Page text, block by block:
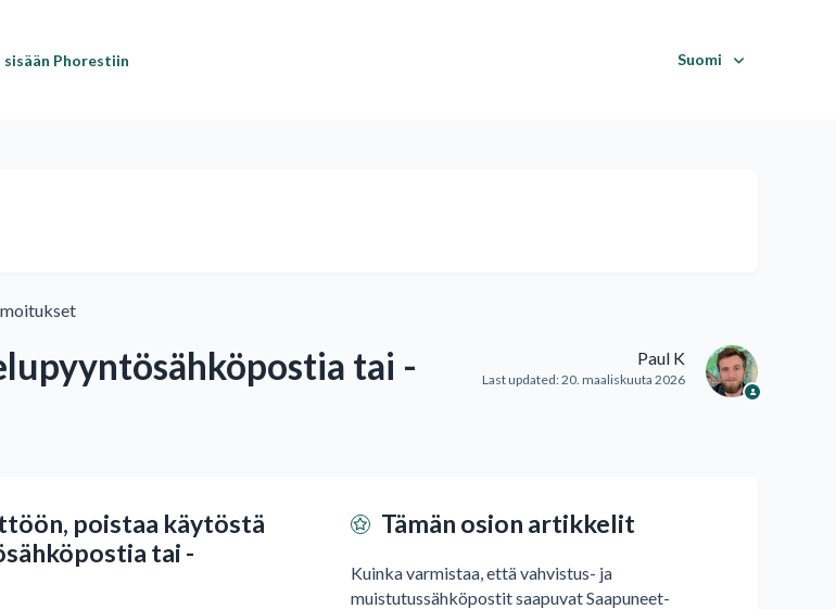
sisään Phorestiin Suomi
tai -
Paul K
Last updated:20. maaliskuuta 2026
poistaa käytöstä
tai -
Tämän osion artikkelit
Kuinka varmistaa, että vahvistus- ja
muistutussähköpostit saapuvat Saapuneet-